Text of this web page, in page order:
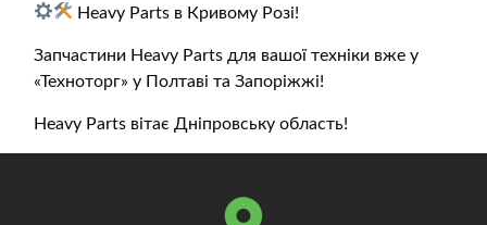
Heavy Parts в Кривому Розі!
Запчастини Heavy Parts для вашої техніки вже у
«Техноторг» у Полтаві та Запоріжжі!
Heavy Parts вітає Дніпровську область!